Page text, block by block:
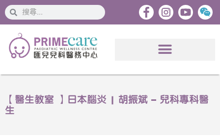
搜
索
搜
索
【醫生教室 】日本腦炎 | 胡振斌 – 兒科專科醫
生